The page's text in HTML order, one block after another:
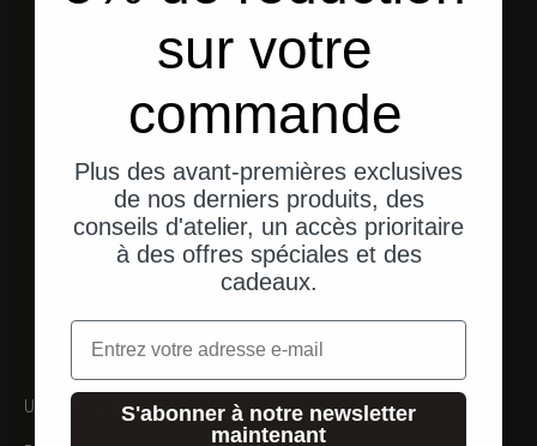
Une technologie qui fait appel à tous les sens
sur votre
commande
Plus des avant-premières exclusives
de nos derniers produits, des
conseils d'atelier, un accès prioritaire
à des offres spéciales et des
cadeaux.
Email
S'abonner à notre newsletter
maintenant